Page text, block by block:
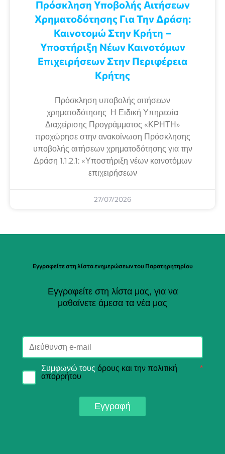
Πρόσκληση Υποβολής Αιτήσεων
Χρηματοδότησης Για Την Δράση:
Καινοτομώ Στην Κρήτη –
Υποστήριξη Νέων Καινοτόμων
Επιχειρήσεων Στην Περιφέρεια
Κρήτης
Πρόσκληση υποβολής αιτήσεων
χρηματοδότησης Η Ειδική Υπηρεσία
Διαχείρισης Προγράμματος «ΚΡΗΤΗ»
προχώρησε στην ανακοίνωση Πρόσκλησης
υποβολής αιτήσεων χρηματοδότησης για την
Δράση 1.1.2.1: «Υποστήριξη νέων καινοτόμων
επιχειρήσεων
27/07/2026
Εγγραφείτε στη λίστα ενημερώσεων του Παρατηρητηρίου
Εγγραφείτε στη λίστα μας, για να
μαθαίνετε άμεσα τα νέα μας
Συμφωνώ τους όρους και την πολιτική
απορρήτου
*
Εγγραφή